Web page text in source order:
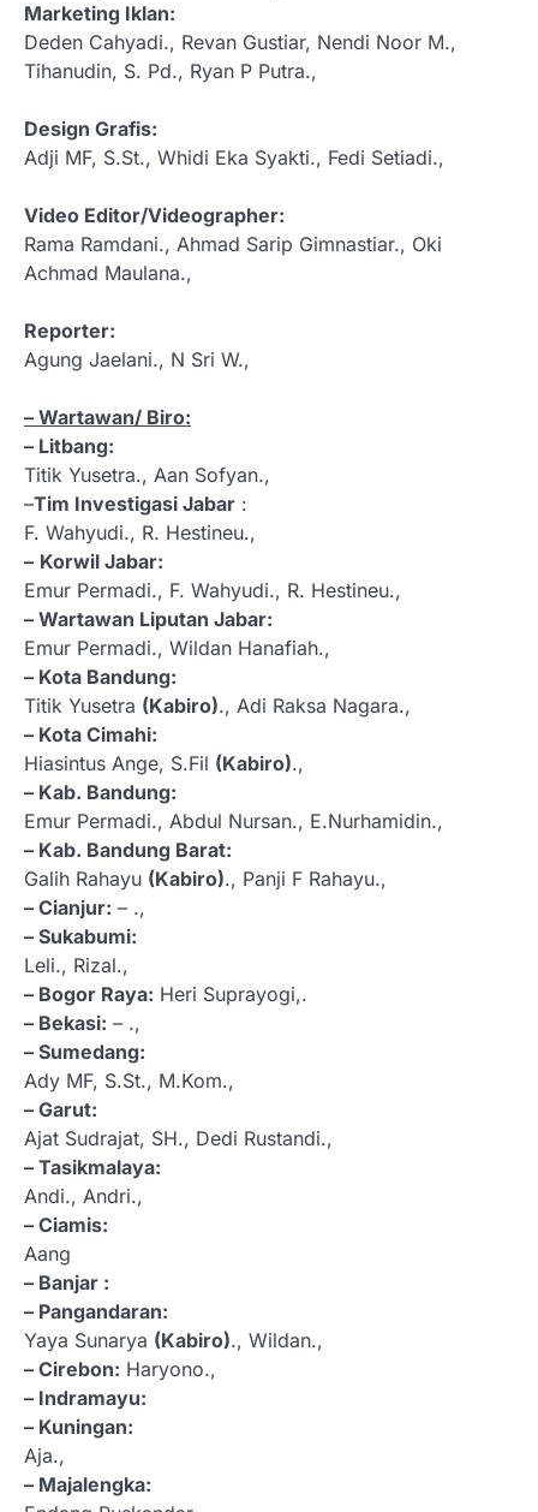
Marketing Iklan:
Deden Cahyadi., Revan Gustiar, Nendi Noor M.,
Tihanudin, S. Pd., Ryan P Putra.,
Design Grafis:
Adji MF, S.St., Whidi Eka Syakti., Fedi Setiadi.,
Video Editor/Videographer:
Rama Ramdani., Ahmad Sarip Gimnastiar., Oki
Achmad Maulana.,
Reporter:
Agung Jaelani., N Sri W.,
– Wartawan/ Biro:
– Litbang:
Titik Yusetra., Aan Sofyan.,
–Tim Investigasi Jabar :
F. Wahyudi., R. Hestineu.,
– Korwil Jabar:
Emur Permadi., F. Wahyudi., R. Hestineu.,
– Wartawan Liputan Jabar:
Emur Permadi., Wildan Hanafiah.,
– Kota Bandung:
Titik Yusetra (Kabiro)., Adi Raksa Nagara.,
– Kota Cimahi:
Hiasintus Ange, S.Fil (Kabiro).,
– Kab. Bandung:
Emur Permadi., Abdul Nursan., E.Nurhamidin.,
– Kab. Bandung Barat:
Galih Rahayu (Kabiro)., Panji F Rahayu.,
– Cianjur: – .,
– Sukabumi:
Leli., Rizal.,
– Bogor Raya: Heri Suprayogi,.
– Bekasi: – .,
– Sumedang:
Ady MF, S.St., M.Kom.,
– Garut:
Ajat Sudrajat, SH., Dedi Rustandi.,
– Tasikmalaya:
Andi., Andri.,
– Ciamis:
Aang
– Banjar :
– Pangandaran:
Yaya Sunarya (Kabiro)., Wildan.,
– Cirebon: Haryono.,
– Indramayu:
– Kuningan:
Aja.,
– Majalengka: